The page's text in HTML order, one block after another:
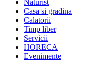
Naturist
Casa si gradina
Calatorii
Timp liber
Servicii
HORECA
Evenimente